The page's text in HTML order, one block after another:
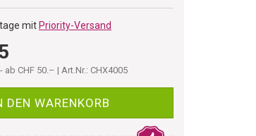
mit Priority-Versand
- ab CHF 50.– | Art.Nr.: CHX4005
DEN WARENKORB